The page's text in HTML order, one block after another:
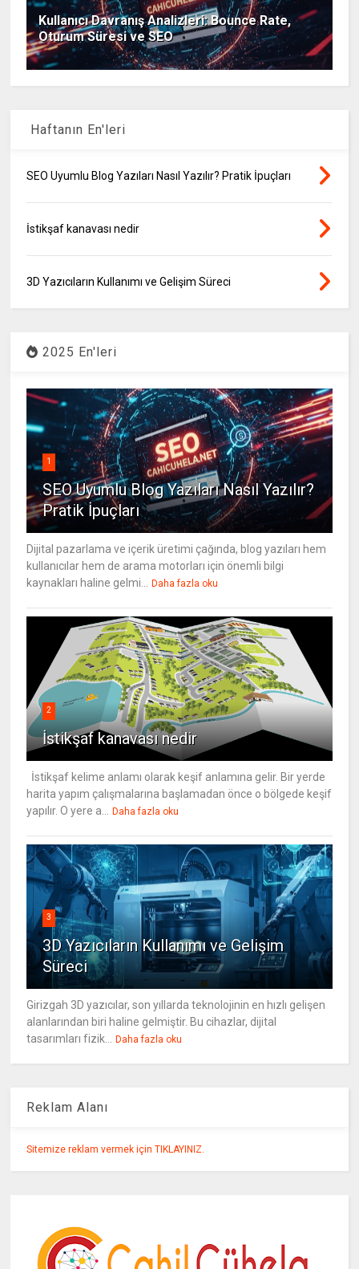
Kullanıcı Davranış Analizleri: Bounce Rate,
Oturum Süresi ve SEO
Haftanın En'leri
SEO Uyumlu Blog Yazıları Nasıl Yazılır? Pratik İpuçları
İstikşaf kanavası nedir
3D Yazıcıların Kullanımı ve Gelişim Süreci
2025 En'leri
1
SEO Uyumlu Blog Yazıları Nasıl Yazılır?
Pratik İpuçları
Dijital pazarlama ve içerik üretimi çağında, blog yazıları hem
kullanıcılar hem de arama motorları için önemli bilgi
kaynakları haline gelmi... Daha fazla oku
2
İstikşaf kanavası nedir
İstikşaf kelime anlamı olarak keşif anlamına gelir. Bir yerde
harita yapım çalışmalarına başlamadan önce o bölgede keşif
yapılır. O yere a... Daha fazla oku
3
3D Yazıcıların Kullanımı ve Gelişim
Süreci
Girizgah 3D yazıcılar, son yıllarda teknolojinin en hızlı gelişen
alanlarından biri haline gelmiştir. Bu cihazlar, dijital
tasarımları fizik... Daha fazla oku
Reklam Alanı
Sitemize reklam vermek için TIKLAYINIZ.